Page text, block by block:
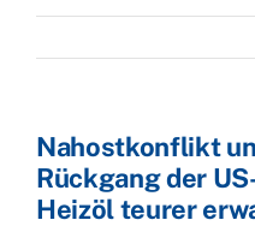
Nahostkonflikt
Rückgang der
Heizöl teurer